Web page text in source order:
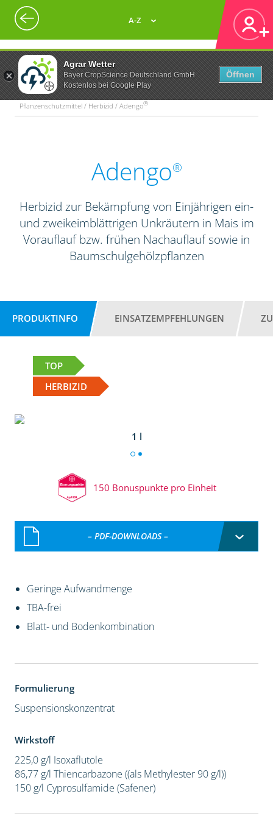
Agrar Wetter
Bayer CropScience Deutschland GmbH
Kostenlos bei Google Play
Öffnen
A-Z
Pflanzenschutzmittel / Herbizid / Adengo®
Adengo®
Herbizid zur Bekämpfung von Einjährigen ein-
und zweikeimblättrigen Unkräutern in Mais im
Vorauflauf bzw. frühen Nachauflauf sowie in
Baumschulgehölzpflanzen
PRODUKTINFO EINSATZEMPFEHLUNGEN
TOP
HERBIZID
1 l
150 Bonuspunkte pro Einheit
– PDF-DOWNLOADS –
Geringe Aufwandmenge
TBA-frei
Blatt- und Bodenkombination
Formulierung
Suspensionskonzentrat
Wirkstoff
225,0 g/l Isoxaflutole
86,77 g/l Thiencarbazone ((als Methylester 90 g/l))
150 g/l Cyprosulfamide (Safener)